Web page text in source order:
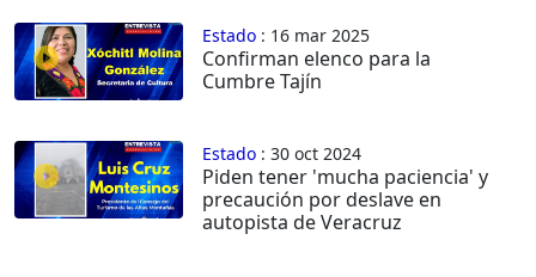
Estado : 16 mar 2025
Confirman elenco para la
Cumbre Tajín
Estado : 30 oct 2024
Piden tener 'mucha paciencia' y
precaución por deslave en
autopista de Veracruz